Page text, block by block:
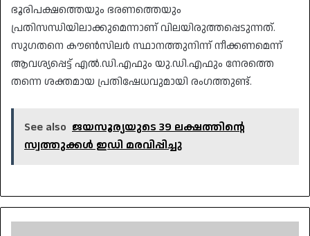
ഭൂരിപക്ഷത്തെയും ഭരണത്തെയും
പ്രതിസന്ധിയിലാക്കുമെന്നാണ് വിലയിരുത്തപ്പെടുന്നത്.
സുഗതനെ കൗൺസിലർ സ്ഥാനത്തുനിന്ന് നീക്കണമെന്ന്
ആവശ്യപ്പെട്ട് എൽ.ഡി.എഫും യു.ഡി.എഫും നേരത്തെ
തന്നെ ശക്തമായ പ്രതിഷേധവുമായി രംഗത്തുണ്ട്.
See also ജയസൂര്യയുടെ 39 ലക്ഷത്തിന്റെ
സ്വത്തുക്കൾ ഇഡി മരവിപ്പിച്ചു